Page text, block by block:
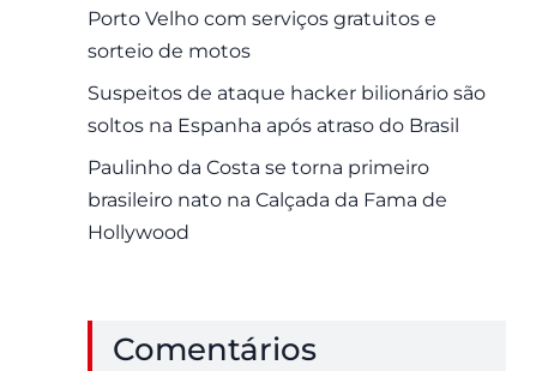
Porto Velho com serviços gratuitos e
sorteio de motos
Suspeitos de ataque hacker bilionário são
soltos na Espanha após atraso do Brasil
Paulinho da Costa se torna primeiro
brasileiro nato na Calçada da Fama de
Hollywood
Comentários